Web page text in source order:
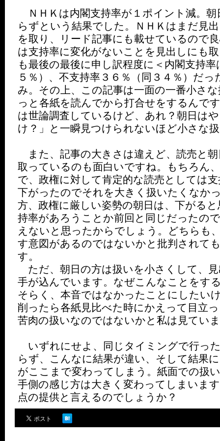
ＮＨＫは内閣支持率が１ポイント減。朝
らずという結果でした。ＮＨＫはまだ見
を取り、リード記事にも載せているので
は支持率に変化がないことを見出しにも
も最後の最後に申し訳程度に＜内閣支持
５％）、不支持率３６％（同３４％）だ
み。その上、この記事は一面の一番小さ
っと各紙を読んでから打合せをするんで
は世論調査しているけど、あれ？朝日は
け？」と一瞬見つけられないほど小さな
また、記事の大きさは違えど、読売と
取っているのも面白いですね。もちろん
で、政権に対して肯定的な読売としては
下がったのでそれを大きく扱いたくなか
方、政権に厳しい姿勢の朝日は、下がる
持率があろうことか前回と同じだったの
えないと思ったからでしょう。どちらも
す意図があるのではないかと批判されて
す。
ただ、朝日の方は扱いを小さくして、
手が込んでいます。なぜこんなことをす
そらく、本音ではなかったことにしたい
削ったら各紙見比べた時にかえって目立
苦肉の扱いなのではないかと私は見てい
いずれにせよ、同じタイミングで行っ
らず、こんなに結果が違い、そして結果
がここまで変わってしまう。紙面での扱
手側の感じ方は大きく変わってしまいま
点の提供と言えるのでしょうか？